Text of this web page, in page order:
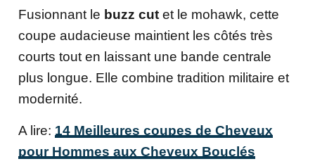
Fusionnant le buzz cut et le mohawk, cette
coupe audacieuse maintient les côtés très
courts tout en laissant une bande centrale
plus longue. Elle combine tradition militaire et
modernité.
A lire: 14 Meilleures coupes de Cheveux
pour Hommes aux Cheveux Bouclés